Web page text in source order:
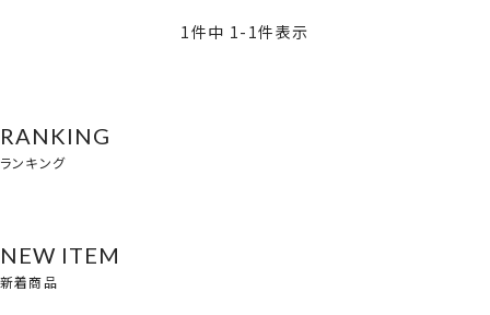
1件中 1- 1件表示
RANKING
ランキング
NEW ITEM
新着商品